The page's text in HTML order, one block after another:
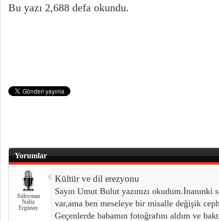
Bu yazı 2,688 defa okundu.
Yorumlar
Süleyman
Nafiz
Ergünay
Kültür ve dil erezyonu
Sayın Umut Bulut yazınızı okudum.İnanınki
var,ama ben meseleye bir misalle değişik
Geçenlerde babamın fotoğrafını aldım ve